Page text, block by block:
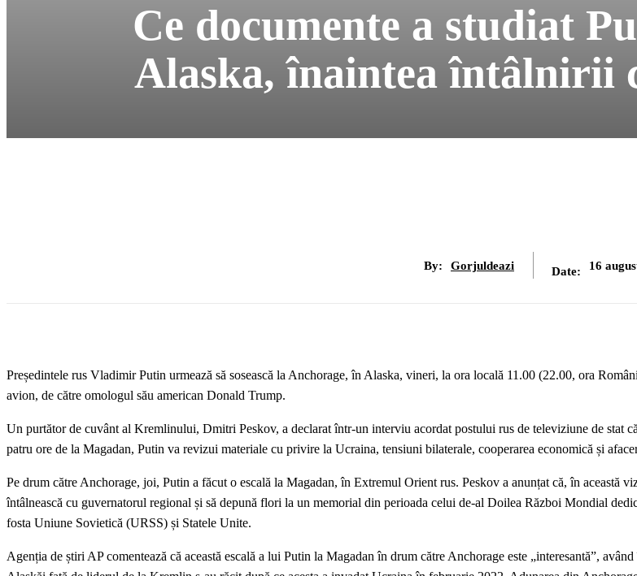
Ce documente a studiat
Alaska, înaintea întâlnirii
By: Gorjuldeazi Date: 16
Președintele rus Vladimir Putin urmează să sosească la Anchorage, în Alaska, vineri, la ora locală 11.00 (22.00, ora
avion, de către omologul său american Donald Trump.
Un purtător de cuvânt al Kremlinului, Dmitri Peskov, a declarat într-un interviu acordat postului rus de televiziune de stat
patru ore de la Magadan, Putin va revizui materiale cu privire la Ucraina, tensiuni bilaterale, cooperarea economică și
Pe drum către Anchorage, joi, Putin a făcut o escală la Magadan, în Extremul Orient rus. Peskov a anunțat că, în această
întâlnească cu guvernatorul regional și să depună flori la un memorial din perioada celui de-al Doilea Război Mondial
fosta Uniune Sovietică (URSS) și Statele Unite.
Agenția de știri AP comentează că această escală a lui Putin la Magadan în drum către Anchorage este „interesantă”,